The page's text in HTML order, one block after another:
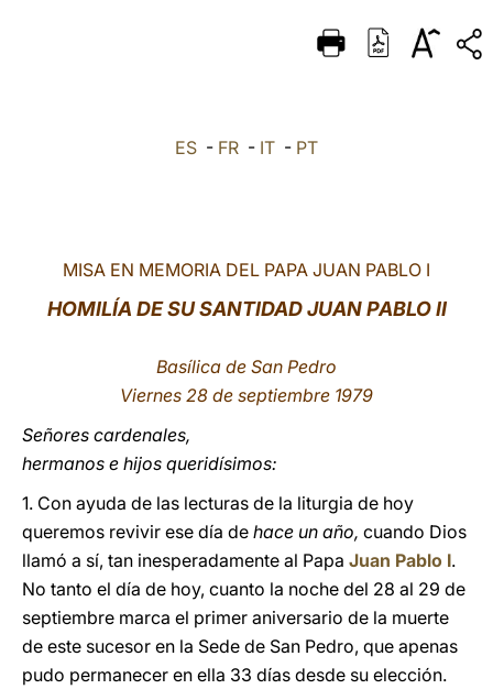
DEUTSCH
ES - FR - IT - PT
MISA EN MEMORIA DEL PAPA JUAN PABLO I
HOMILÍA DE SU SANTIDAD JUAN PABLO II
Basílica de San Pedro
Viernes 28 de septiembre 1979
Señores cardenales,
hermanos e hijos queridísimos:
1. Con ayuda de las lecturas de la liturgia de hoy
queremos revivir ese día de hace un año, cuando Dios
llamó a sí, tan inesperadamente al Papa Juan Pablo I.
No tanto el día de hoy, cuanto la noche del 28 al 29 de
septiembre marca el primer aniversario de la muerte
de este sucesor en la Sede de San Pedro, que apenas
pudo permanecer en ella 33 días desde su elección.